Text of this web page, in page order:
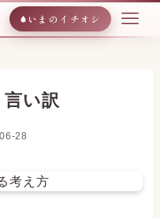
いまのイチオシ
い訳
28